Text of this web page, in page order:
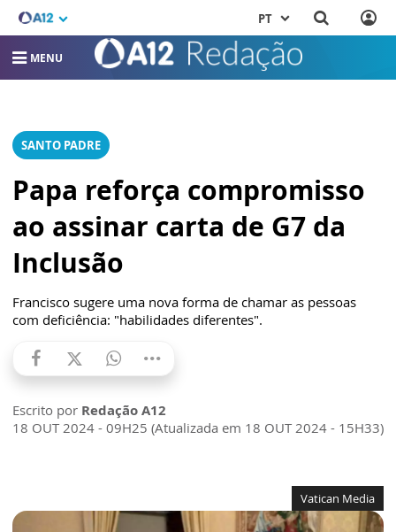
PT
MENU
SANTO PADRE
Papa reforça compromisso
ao assinar carta de G7 da
Inclusão
Francisco sugere uma nova forma de chamar as pessoas
com deficiência: "habilidades diferentes".
Escrito por Redação A12
18 OUT 2024 - 09H25 (Atualizada em 18 OUT 2024 - 15H33)
Vatican Media